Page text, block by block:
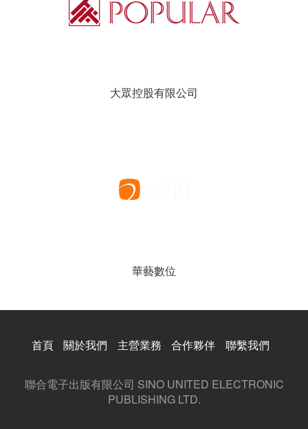
大眾控股有限公司
華藝數位
首頁 關於我們 主營業務 合作夥伴 聯繫我們
聯合電子出版有限公司 SINO UNITED ELECTRONIC
PUBLISHING LTD.